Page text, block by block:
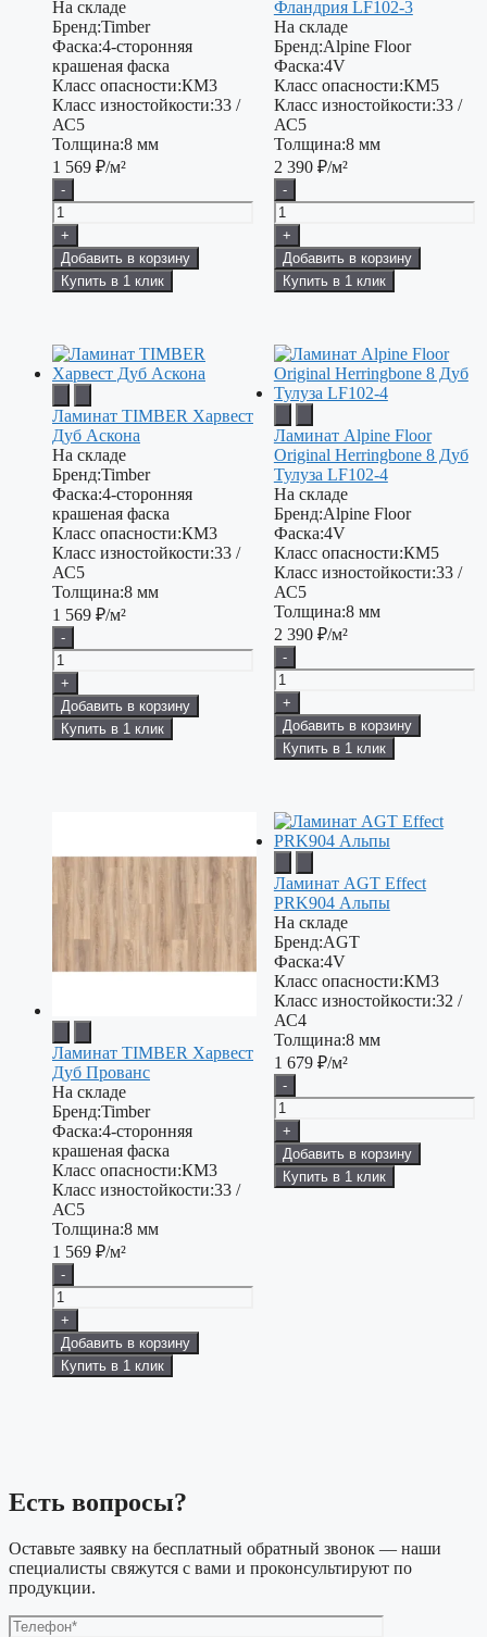
На складе
Бренд:Timber
Фаска:4-сторонняя
крашеная фаска
Класс опасности:КМ3
Класс изностойкости:33 /
АС5
Толщина:8 мм
1 569 ₽/м²
-
+
Добавить в корзину
Купить в 1 клик
Фландрия LF102-3
На складе
Бренд:Alpine Floor
Фаска:4V
Класс опасности:КМ5
Класс изностойкости:33 /
АС5
Толщина:8 мм
2 390 ₽/м²
-
+
Добавить в корзину
Купить в 1 клик
Ламинат TIMBER Харвест
Дуб Аскона
На складе
Бренд:Timber
Фаска:4-сторонняя
крашеная фаска
Класс опасности:КМ3
Класс изностойкости:33 /
АС5
Толщина:8 мм
1 569 ₽/м²
-
+
Добавить в корзину
Купить в 1 клик
Ламинат Alpine Floor
Original Herringbone 8 Дуб
Тулуза LF102-4
На складе
Бренд:Alpine Floor
Фаска:4V
Класс опасности:КМ5
Класс изностойкости:33 /
АС5
Толщина:8 мм
2 390 ₽/м²
-
+
Добавить в корзину
Купить в 1 клик
Ламинат TIMBER Харвест
Дуб Прованс
На складе
Бренд:Timber
Фаска:4-сторонняя
крашеная фаска
Класс опасности:КМ3
Класс изностойкости:33 /
АС5
Толщина:8 мм
1 569 ₽/м²
-
+
Добавить в корзину
Купить в 1 клик
Ламинат AGT Effect
PRK904 Альпы
На складе
Бренд:AGT
Фаска:4V
Класс опасности:КМ3
Класс изностойкости:32 /
АС4
Толщина:8 мм
1 679 ₽/м²
-
+
Добавить в корзину
Купить в 1 клик
Есть вопросы?
Оставьте заявку на бесплатный обратный звонок — наши
специалисты свяжутся с вами и проконсультируют по
продукции.